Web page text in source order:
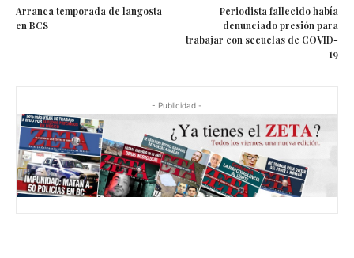
Arranca temporada de langosta
en BCS
Periodista fallecido había
denunciado presión para
trabajar con secuelas de COVID-
19
- Publicidad -